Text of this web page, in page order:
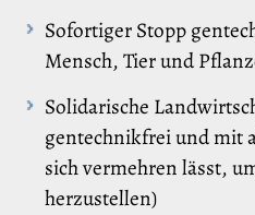
Sofortiger Stopp
Mensch, Tier und
Solidarische
gentechnikfrei und mit
sich vermehren lässt,
herzustellen)